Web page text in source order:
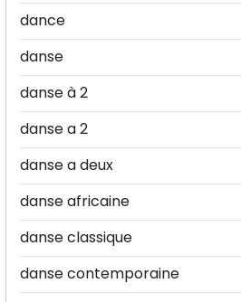
dance
danse
danse à 2
danse a 2
danse a deux
danse africaine
danse classique
danse contemporaine